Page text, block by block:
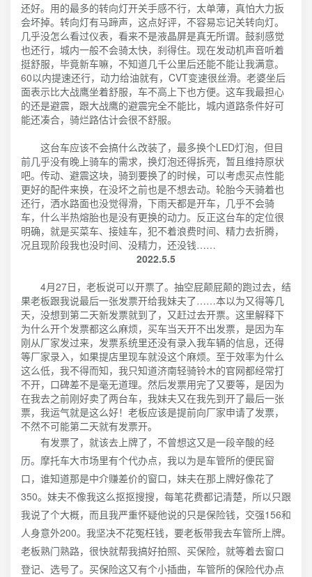
还好。用的最多的转向灯开关手感不行，太单薄，真怕大力扳
会坏掉。转向灯有马蹄声，这点好评，不容易忘记关转向灯。
几乎没怎么看过仪表，看来不是液晶屏是真无所谓。鼓刹感觉
也还行，城内一般不会骑太快，刹得住。现在发动机声音听着
挺舒服，毕竟新车嘛，不知道几千公里后还能不能让我满意。
60以内提速还行，动力给油就有，CVT变速很丝滑。老婆坐后
面表示比大战鹰坐着舒服，车不高上下也方便。这车我最担心
的还是避震，跟大战鹰的避震完全不能比，城内道路条件好可
能还凑合，骑烂路估计会很不舒服。
这台车应该不会搞什么改装了，最多换个LED灯泡，但目
前几乎没有晚上骑车的需求，换灯泡还得拆壳，暂且维持原状
吧。传动、避震这块，骑到要换了的时候，可以考虑买点性能
更好的配件来换，在没坏之前也是不想去动。轮胎今天骑着也
还行，洒水路面也没觉得滑，下雨天都是开车，几乎不会骑
车，什么半热熔胎也是没有更换的动力。反正这台车的定位很
明确，就是买菜车、接娃车，犯不着浪费时间、精力去折腾，
况且现阶段我也没时间、没精力，还没钱……
2022.5.5
4月27日，老板说可以开票了。抽空屁颠屁颠的跑过去，结
果老板跟我说最后一张发票开给我妹夫了……本以为又得等几
天，没想到第二天新发票就到了，又赶过去开票。这里解释下
为什么开个发票都这么麻烦，买车当天开不出发票，是因为车
刚从厂家发过来，发票系统里还没有录入我车辆的信息，还得
等厂家录入，如果提店里现车就没这个麻烦。至于效率为什么
这么低，我不得而知，我只知道济南轻骑铃木的官网都经常打
不开，口碑差不是毫无道理。然后发票用完了又要等，是因为
在我去之前刚好卖了两台车，我妹夫又在我先到开了最后一张
票，我运气就是这么好！老板应该是提前向厂家申请了发票，
不然不可能第二天就有发票开。
有发票了，就该去上牌了，不曾想这又是一段辛酸的经
历。摩托车大市场里有个代办点，我以为是车管所的便民窗
口，谁知道那是中介赚差价的窗口，妹夫在那上牌好像花了
350。妹夫不像我这么抠抠搜搜，每笔花费都记清楚，所以只跟
我说了个大概，而且我严重怀疑他说的只是保险钱，交强156和
人身意外200。我坚决不花冤枉钱，要老板带我去车管所上牌。
老板熟门熟路，很快就帮我搞好拍照、买保险，就等着去窗口
登记、选号了。买保险这又有个小插曲，车管所的保险代办点